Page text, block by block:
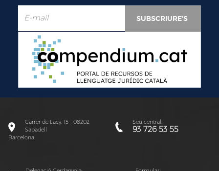
Carrer de Lacy, 15 - 08202
Sabadell
Barcelona
Seu central:
93 726 53 55